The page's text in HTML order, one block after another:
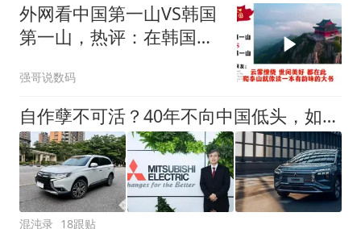
外网看中国第一山VS韩国
第一山，热评：在韩国土
强哥说数码
自作孽不可活？40年不向中国低头，如今停产、裁员，落得一地鸡毛
混沌录 18跟贴